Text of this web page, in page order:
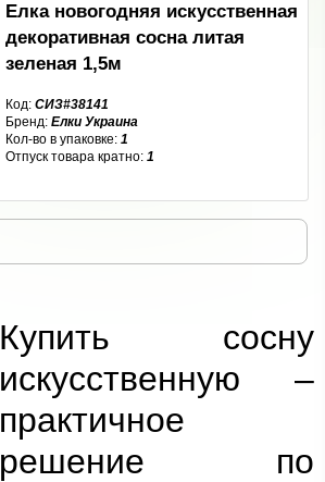
Елка новогодняя искусственная
декоративная сосна литая
зеленая 1,5м
Код: СИЗ#38141
Бренд: Елки Украина
Кол-во в упаковке: 1
Отпуск товара кратно: 1
Купить сосну
искусственную –
практичное
решение по